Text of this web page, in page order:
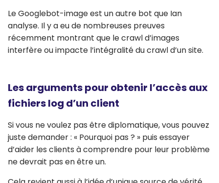
Le Googlebot-image est un autre bot que Ian
analyse. Il y a eu de nombreuses preuves
récemment montrant que le crawl d’images
interfère ou impacte l’intégralité du crawl d’un site.
Les arguments pour obtenir l’accès aux
fichiers log d’un client
Si vous ne voulez pas être diplomatique, vous pouvez
juste demander : « Pourquoi pas ? » puis essayer
d’aider les clients à comprendre pour leur problème
ne devrait pas en être un.